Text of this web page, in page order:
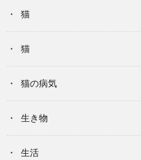
猫
猫
猫の病気
生き物
生活